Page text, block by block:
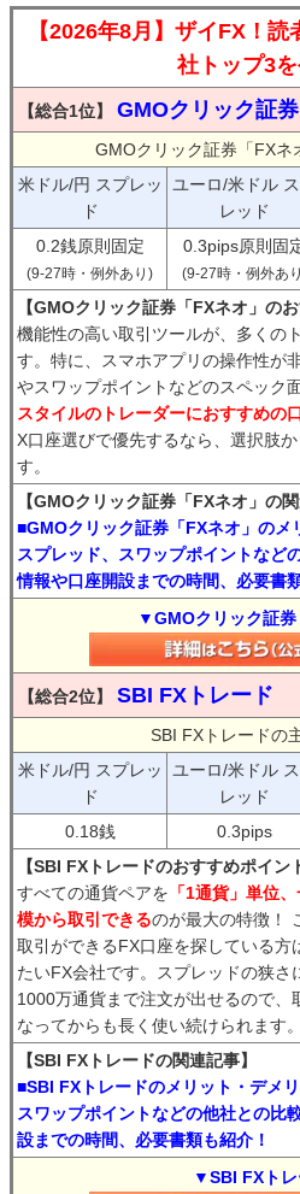
【2026年8月】ザイFX！
社トップ3を
【総合1位】 GMOクリック証券
GMOクリック証券「FXネ
米ドル/円 スプレッ
ド
ユーロ/米ドル
レッド
0.2銭原則固定
(9-27時・例外あり)
0.3pips原則固
(9-27時・例外あ
【GMOクリック証券「FXネオ」の
機能性の高い取引ツールが、多くの
す。特に、スマホアプリの操作性が
やスワップポイントなどのスペック
スタイルのトレーダーにおすすめの
X口座選びで優先するなら、選択肢
す。
【GMOクリック証券「FXネオ」の関
■GMOクリック証券「FXネオ」のメ
スプレッド、スワップポイントなど
情報や口座開設までの時間、必要書
▼GMOクリック証
【総合2位】 SBI FXトレード
SBI FXトレードの
米ドル/円 スプレッ
ド
ユーロ/米ドル
レッド
0.18銭 0.3pips
【SBI FXトレードのおすすめポイン
すべての通貨ペアを 「1通貨」単位
模から取引できるのが最大の特徴！
取引ができるFX口座を探している方
たいFX会社です。スプレッドの狭
1000万通貨まで注文が出せるので、
なってからも長く使い続けられます。
【SBI FXトレードの関連記事】
■SBI FXトレードのメリット・デメ
スワップポイントなどの他社との比
設までの時間、必要書類も紹介！
▼SBI FXト